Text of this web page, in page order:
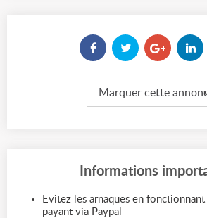
Informations
Evitez les arnaques en
payant via Paypal